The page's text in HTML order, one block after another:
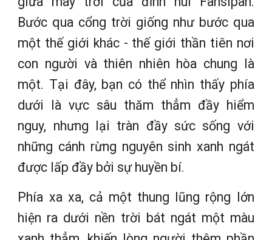
Bước qua cổng trời giống như bước qua
một thế giới khác - thế giới thần tiên nơi
con người và thiên nhiên hòa chung là
một. Tại đây, bạn có thể nhìn thấy phía
dưới là vực sâu thăm thẳm đầy hiểm
nguy, nhưng lại tràn đầy sức sống với
những cánh rừng nguyên sinh xanh ngát
được lấp đầy bởi sự huyền bí.
Phía xa xa, cả một thung lũng rộng lớn
hiện ra dưới nền trời bát ngát một màu